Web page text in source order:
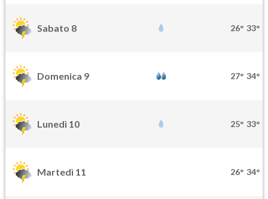
Sabato 8 26° 33°
Domenica 9 27° 34°
Lunedì 10 25° 33°
Martedì 11 26° 34°